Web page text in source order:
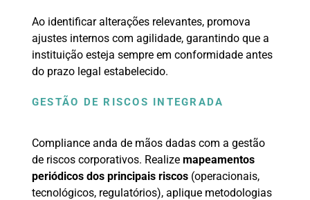
Ao identificar alterações relevantes, promova
ajustes internos com agilidade, garantindo que a
instituição esteja sempre em conformidade antes
do prazo legal estabelecido.
GESTÃO DE RISCOS INTEGRADA
Compliance anda de mãos dadas com a gestão
de riscos corporativos. Realize mapeamentos
periódicos dos principais riscos(operacionais,
tecnológicos, regulatórios), aplique metodologias